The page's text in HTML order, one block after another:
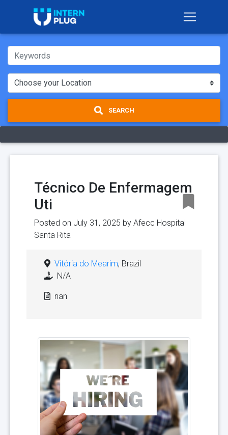
SEARCH
Técnico De Enfermagem
Uti
Posted on July 31, 2025 by Afecc Hospital
Santa Rita
Vitória do Mearim, Brazil
N/A
nan